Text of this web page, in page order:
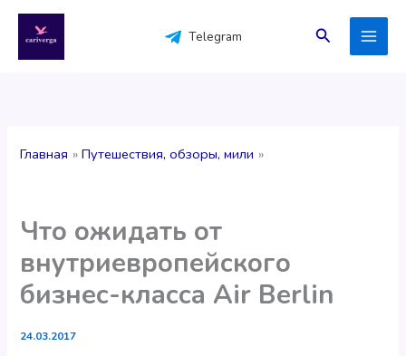
содержимому
Telegram Поиск
Главная Путешествия, обзоры, мили
Что ожидать от
внутриевропейского
бизнес-класса Air Berlin
24.03.2017